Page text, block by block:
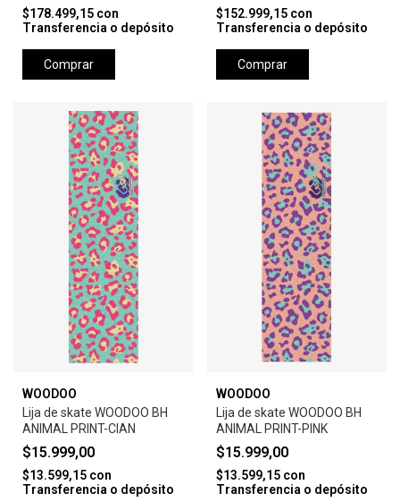
$178.499,15 con
Transferencia o depósito
Comprar
$152.999,15 con
Transferencia o depósito
Comprar
WOODOO
Lija de skate WOODOO BH
ANIMAL PRINT-CIAN
$15.999,00
$13.599,15 con
Transferencia o depósito
WOODOO
Lija de skate WOODOO BH
ANIMAL PRINT-PINK
$15.999,00
$13.599,15 con
Transferencia o depósito